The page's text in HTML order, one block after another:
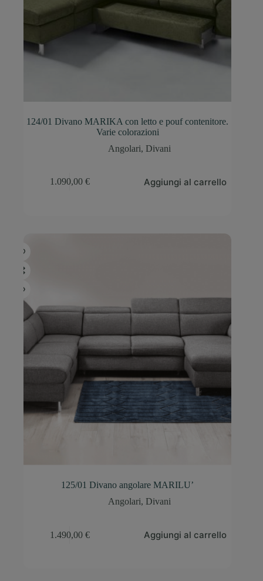
124/01 Divano MARIKA con letto e pouf contenitore.
Varie colorazioni
Angolari, Divani
1.090,00 € Aggiungi al carrello
125/01 Divano angolare MARILU’
Angolari, Divani
1.490,00 € Aggiungi al carrello